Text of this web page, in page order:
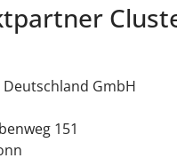
Deutschland GmbH
151